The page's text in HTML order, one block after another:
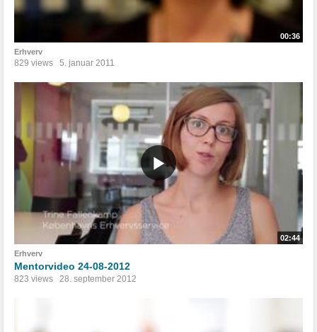
00:36
Erhverv
829 views 5. januar 2011
02:44
Erhverv
Mentorvideo 24-08-2012
823 views 28. september 2012